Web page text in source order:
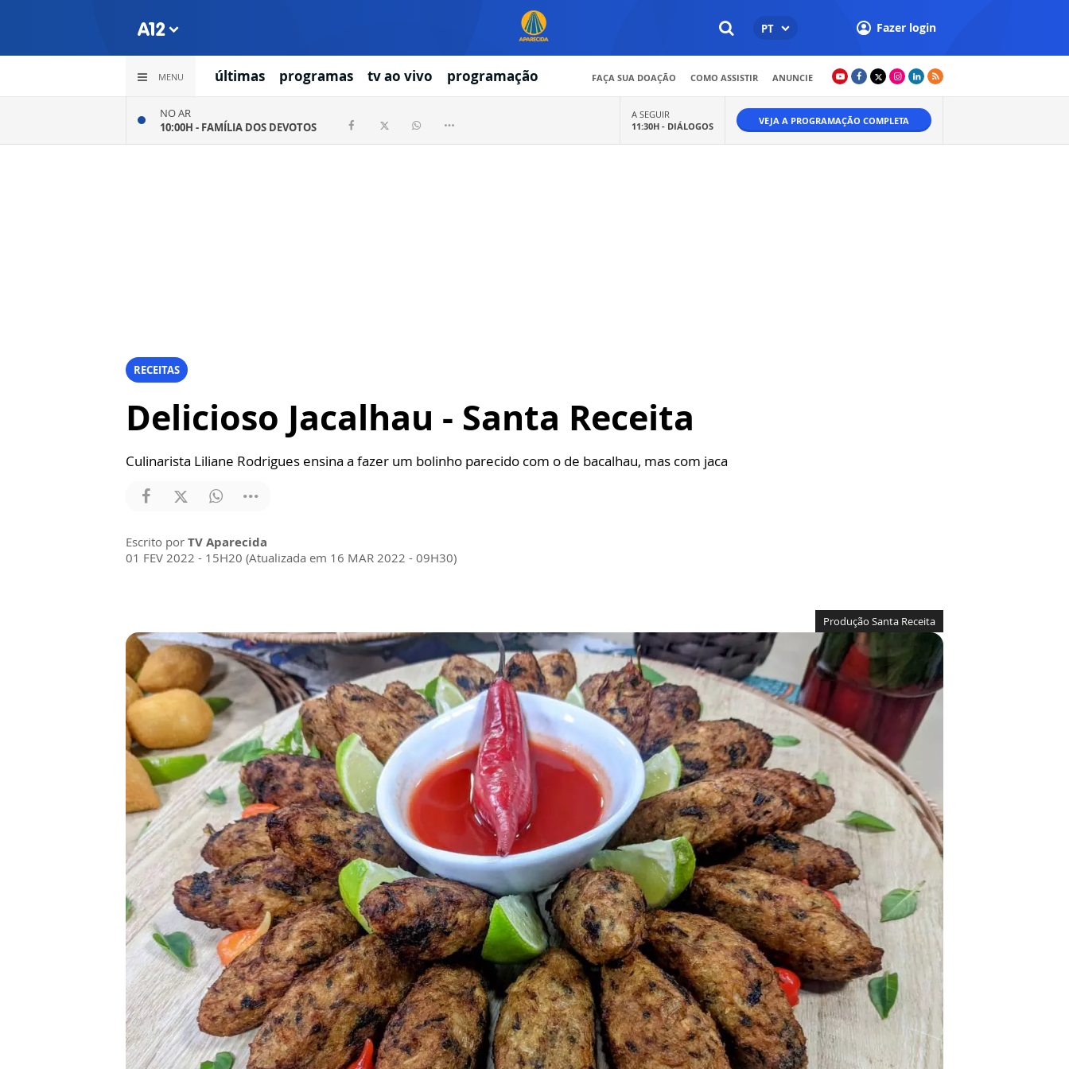
PT Fazer login
MENU últimas programas tv ao vivo programação FAÇA SUA DOAÇÃO COMO ASSISTIR ANUNCIE
NO AR
10:00H - FAMÍLIA DOS DEVOTOS
A SEGUIR
11:30H - DIÁLOGOS VEJA A PROGRAMAÇÃO COMPLETA
RECEITAS
Delicioso Jacalhau - Santa Receita
Culinarista Liliane Rodrigues ensina a fazer um bolinho parecido com o de bacalhau, mas com jaca
Escrito por TV Aparecida
01 FEV 2022 - 15H20 (Atualizada em 16 MAR 2022 - 09H30)
Produção Santa Receita